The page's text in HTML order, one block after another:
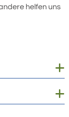
helfen uns